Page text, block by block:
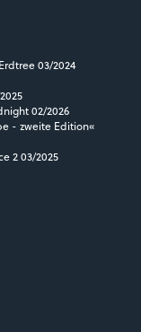
03/2024
02/2026
- zweite Edition«
2 03/2025